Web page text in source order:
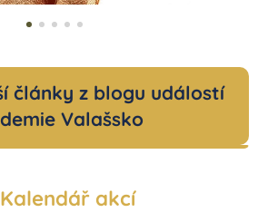
Kalendář akcí